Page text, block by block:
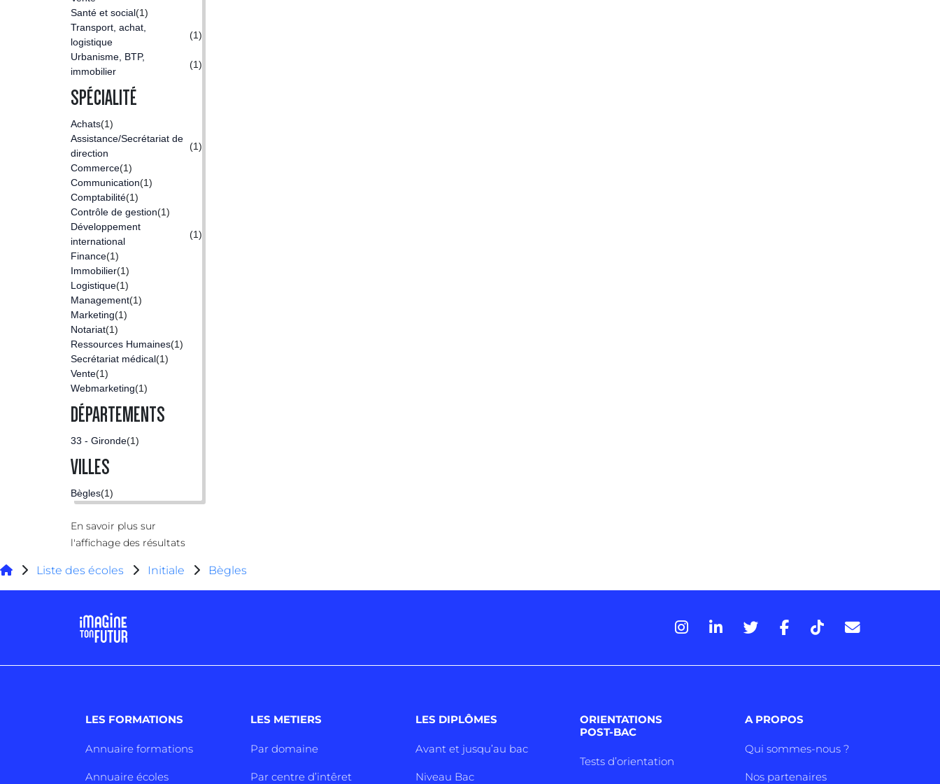
Santé et social(1)
Transport, achat,
logistique
(1)
Urbanisme, BTP,
immobilier
(1)
SPÉCIALITÉ
Achats(1)
Assistance/Secrétariat de
direction
(1)
Commerce(1)
Communication(1)
Comptabilité(1)
Contrôle de gestion(1)
Développement
international
(1)
Finance(1)
Immobilier(1)
Logistique(1)
Management(1)
Marketing(1)
Notariat(1)
Ressources Humaines(1)
Secrétariat médical(1)
Vente(1)
Webmarketing(1)
DÉPARTEMENTS
33 - Gironde(1)
VILLES
Bègles(1)
En savoir plus sur
l'affichage des résultats
Liste des écoles Initiale Bègles
LES FORMATIONS
Annuaire formations
Annuaire écoles
LES METIERS
Par domaine
Par centre d’intêret
LES DIPLÔMES
Avant et jusqu’au bac
Niveau Bac
ORIENTATIONS
POST-BAC
Tests d’orientation
A PROPOS
Qui sommes-nous ?
Nos partenaires